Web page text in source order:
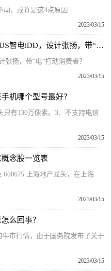
动，或许是这4点原因
2023/03/15
当前速递！解读长安CS75 PLUS智电iDD，设计张扬，带“电”打动消费者？
张扬，带“电”打动消费者？
2023/03/15
机哪个型号最好？
只有130万像素。3、不支持电信
2023/03/15
念股一览表
600675 上海地产龙头，在上海
2023/03/15
么回事？
牛市行情，由于国务院发布了关于
2023/03/15